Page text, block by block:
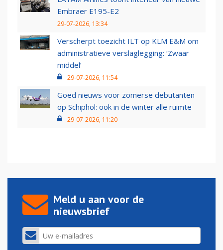
Embraer E195-E2
29-07-2026, 13:34
Verscherpt toezicht ILT op KLM E&M om
administratieve verslaglegging: ‘Zwaar
middel’
29-07-2026, 11:54
Goed nieuws voor zomerse debutanten
op Schiphol: ook in de winter alle ruimte
29-07-2026, 11:20
Meld u aan voor de
nieuwsbrief